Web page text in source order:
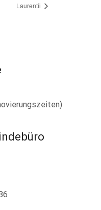
Laurentii